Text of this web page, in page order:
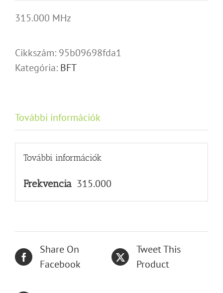
315.000 MHz
Cikkszám: 95b09698fda1
Kategória: BFT
További információk
További információk
Frekvencia 315.000
Share On
Facebook
Tweet This
Product